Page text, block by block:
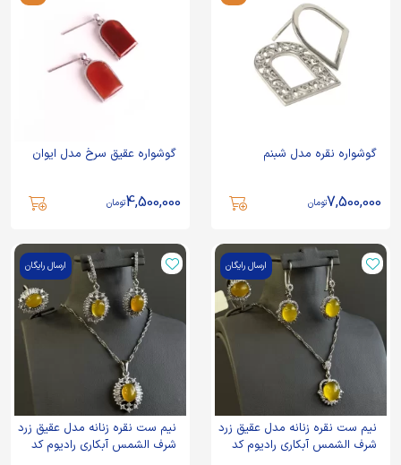
گوشواره نقره مدل شبنم
7,500,000تومان
گوشواره عقیق سرخ مدل ایوان
4,500,000تومان
ارسال رایگان
نیم ست نقره زنانه مدل عقیق زرد
شرف الشمس آبکاری رادیوم کد
ارسال رایگان
نیم ست نقره زنانه مدل عقیق زرد
شرف الشمس آبکاری رادیوم کد